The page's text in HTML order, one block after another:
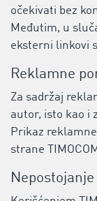
očekivati bez
Međutim, u
eksterni linkovi
Reklamne
Za sadržaj
autor, isto kao i
Prikaz
strane